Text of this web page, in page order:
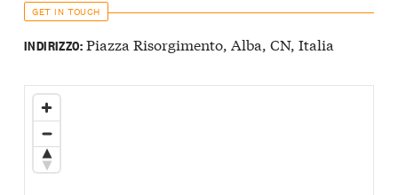
GET IN TOUCH
INDIRIZZO:Piazza Risorgimento, Alba, CN, Italia